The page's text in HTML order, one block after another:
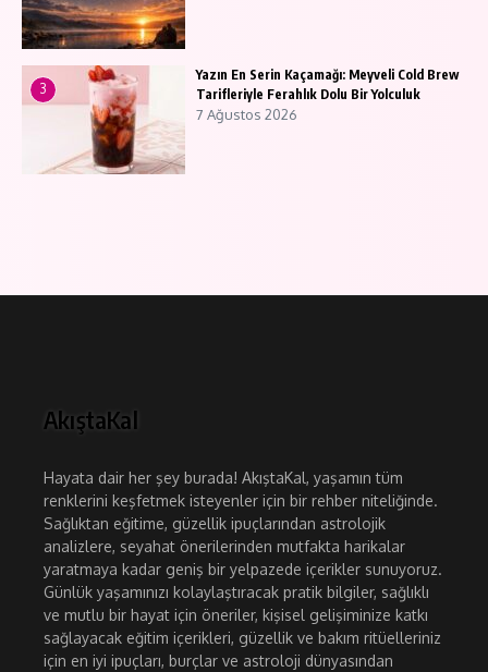
3
Yazın En Serin Kaçamağı: Meyveli Cold Brew
Tarifleriyle Ferahlık Dolu Bir Yolculuk
7 Ağustos 2026
AkıştaKal
Hayata dair her şey burada! AkıştaKal, yaşamın tüm
renklerini keşfetmek isteyenler için bir rehber niteliğinde.
Sağlıktan eğitime, güzellik ipuçlarından astrolojik
analizlere, seyahat önerilerinden mutfakta harikalar
yaratmaya kadar geniş bir yelpazede içerikler sunuyoruz.
Günlük yaşamınızı kolaylaştıracak pratik bilgiler, sağlıklı
ve mutlu bir hayat için öneriler, kişisel gelişiminize katkı
sağlayacak eğitim içerikleri, güzellik ve bakım ritüelleriniz
için en iyi ipuçları, burçlar ve astroloji dünyasından